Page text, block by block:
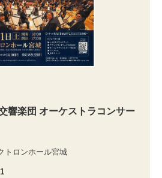
響楽団 オーケストラコンサー
トロンホール宮城